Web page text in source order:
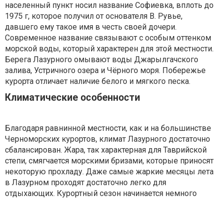
населенный пункт носил название Софиевка, вплоть до
1975 г, которое получил от основателя В. Рувье,
давшего ему такое имя в честь своей дочери.
Современное название связывают с особым оттенком
морской воды, который характерен для этой местности.
Берега Лазурного омывают воды Джарылгачского
залива, Устричного озера и Чёрного моря. Побережье
курорта отличает наличие белого и мягкого песка.
Климатические особенности
Благодаря равнинной местности, как и на большинстве
Черноморских курортов, климат Лазурного достаточно
сбалансирован. Жара, так характерная для Таврийской
степи, смягчается морскими бризами, которые приносят
некоторую прохладу. Даже самые жаркие месяцы лета
в Лазурном проходят достаточно легко для
отдыхающих. Курортный сезон начинается немного